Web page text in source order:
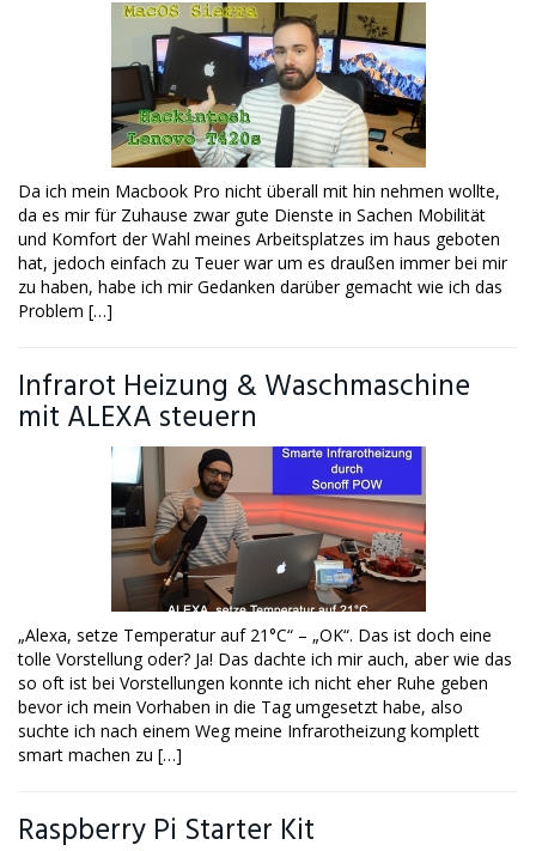
Da ich mein Macbook Pro nicht überall mit hin nehmen wollte,
da es mir für Zuhause zwar gute Dienste in Sachen Mobilität
und Komfort der Wahl meines Arbeitsplatzes im haus geboten
hat, jedoch einfach zu Teuer war um es draußen immer bei mir
zu haben, habe ich mir Gedanken darüber gemacht wie ich das
Problem […]
Infrarot Heizung & Waschmaschine
mit ALEXA steuern
„Alexa, setze Temperatur auf 21°C“ – „OK“. Das ist doch eine
tolle Vorstellung oder? Ja! Das dachte ich mir auch, aber wie das
so oft ist bei Vorstellungen konnte ich nicht eher Ruhe geben
bevor ich mein Vorhaben in die Tag umgesetzt habe, also
suchte ich nach einem Weg meine Infrarotheizung komplett
smart machen zu […]
Raspberry Pi Starter Kit